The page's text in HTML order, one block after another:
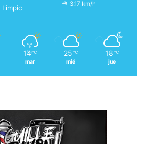
Limpio
3.17 km/h
14 ℃
mar
25 ℃
mié
18 ℃
jue